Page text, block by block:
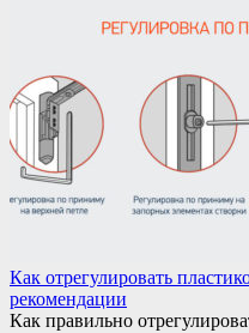
Как отрегулировать
рекомендации
Как правильно